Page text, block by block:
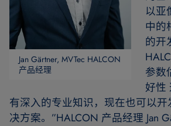
Jan Gärtner, MVTec HALCON
产品经理
以亚
中的
的开
参数
好性
有深入的专业知识，现在也可以
决方案。”HALCON 产品经理 Jan